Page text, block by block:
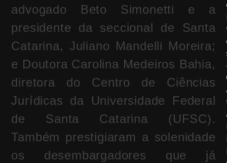
advogado Beto Simonetti e a
presidente da seccional de Santa
Catarina, Juliano Mandelli Moreira;
e Doutora Carolina Medeiros Bahia,
diretora do Centro de Ciências
Jurídicas da Universidade Federal
de Santa Catarina (UFSC).
Também prestigiaram a solenidade
os desembargadores que já